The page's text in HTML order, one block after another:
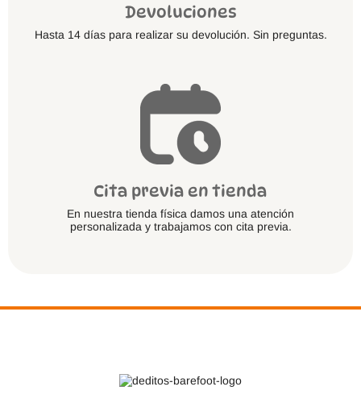
Devoluciones
Hasta 14 días para realizar su devolución. Sin preguntas.
Cita previa en tienda
En nuestra tienda física damos una atención
personalizada y trabajamos con cita previa.